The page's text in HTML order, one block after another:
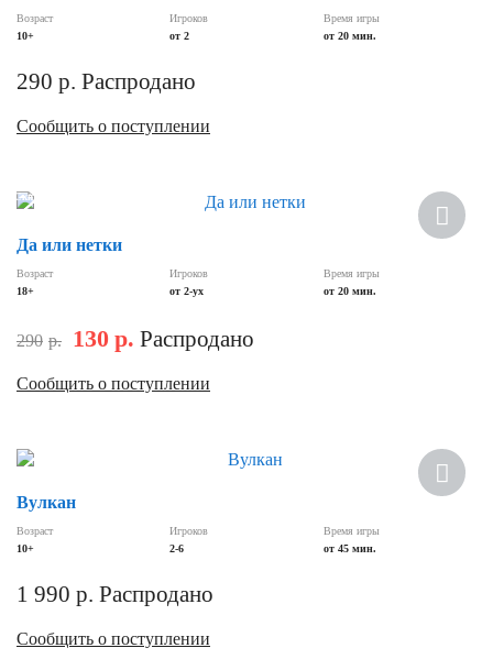
Возраст
10+
Игроков
от 2
Время игры
от 20 мин.
290 р. Распродано
Сообщить о поступлении
Скидка
Да или нетки
Возраст
18+
Игроков
от 2-ух
Время игры
от 20 мин.
290 р. 130 р. Распродано
Сообщить о поступлении
Вулкан
Возраст
10+
Игроков
2-6
Время игры
от 45 мин.
1 990 р. Распродано
Сообщить о поступлении